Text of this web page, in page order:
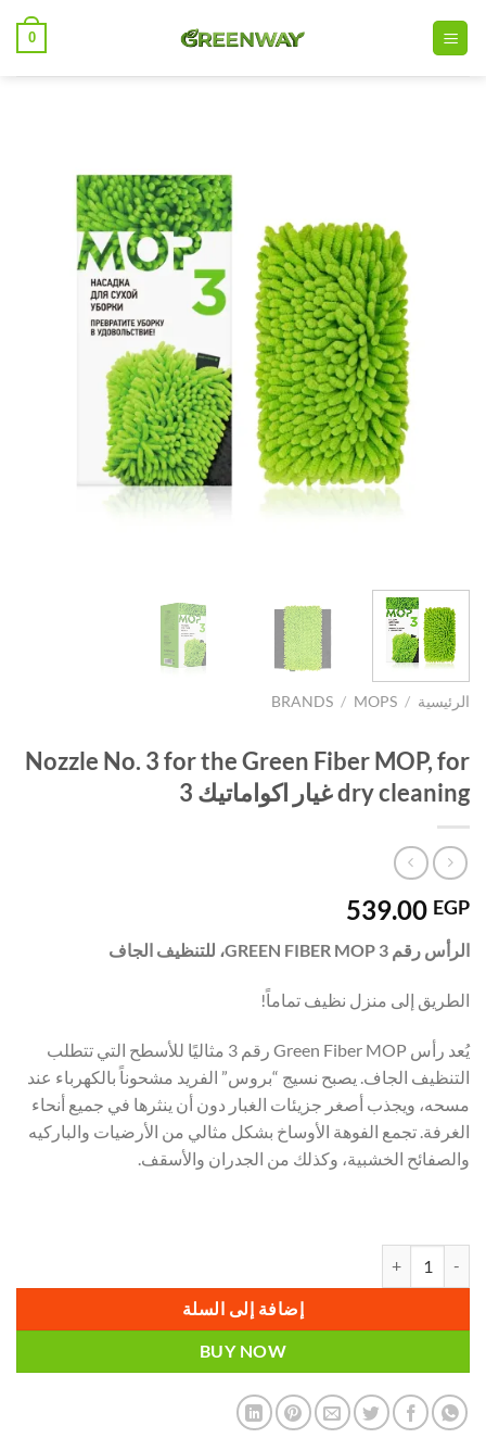
للمحتوى
0
الرئيسية /
BRANDS / MOPS
Nozzle No. 3 for the Green Fiber MOP, for
dry cleaning غيار اكواماتيك 3
539.00 EGP
الرأس رقم 3 GREEN FIBER MOP، للتنظيف الجاف
الطريق إلى منزل نظيف تماماً!
يُعد رأس Green Fiber MOP رقم 3 مثاليًا للأسطح التي تتطلب
التنظيف الجاف. يصبح نسيج “بروس” الفريد مشحوناً بالكهرباء عند
مسحه، ويجذب أصغر جزيئات الغبار دون أن ينثرها في جميع أنحاء
الغرفة. تجمع الفوهة الأوساخ بشكل مثالي من الأرضيات والباركيه
والصفائح الخشبية، وكذلك من الجدران والأسقف.
إضافة إلى السلة
BUY NOW